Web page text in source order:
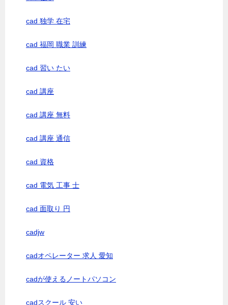
cad 独学 在宅
cad 福岡 職業 訓練
cad 習い たい
cad 講座
cad 講座 無料
cad 講座 通信
cad 資格
cad 電気 工事 士
cad 面取り 円
cadjw
cadオペレーター 求人 愛知
cadが使えるノートパソコン
cadスクール 安い